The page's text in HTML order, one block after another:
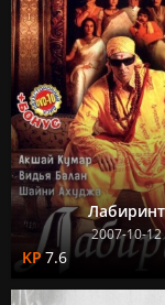
Лабиринт
2007-10-12
7.6